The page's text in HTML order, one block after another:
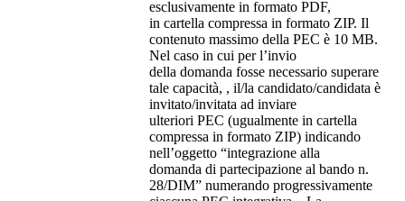
esclusivamente in formato PDF,
in cartella compressa in formato ZIP. Il
contenuto massimo della PEC è 10 MB.
Nel caso in cui per l’invio
della domanda fosse necessario superare
tale capacità, , il/la candidato/candidata è
invitato/invitata ad inviare
ulteriori PEC (ugualmente in cartella
compressa in formato ZIP) indicando
nell’oggetto “integrazione alla
domanda di partecipazione al bando n.
28/DIM” numerando progressivamente